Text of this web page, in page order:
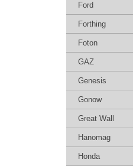
Ford
Forthing
Foton
GAZ
Genesis
Gonow
Great Wall
Hanomag
Honda